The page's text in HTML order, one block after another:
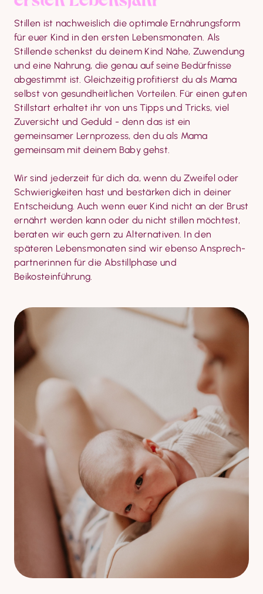
Stillen ist nachweislich die optimale Ernährungs­form
für euer Kind in den ersten Lebens­monaten. Als
Stillende schenkst du deinem Kind Nähe, Zuwendung
und eine Nahrung, die genau auf seine Bedürfnisse
abgestimmt ist. Gleichzeitig profitierst du als Mama
selbst von gesund­heit­lichen Vorteilen. Für einen guten
Stillstart erhaltet ihr von uns Tipps und Tricks, viel
Zuversicht und Geduld - denn das ist ein
gemeinsamer Lernprozess, den du als Mama
gemeinsam mit deinem Baby gehst.
Wir sind jederzeit für dich da, wenn du Zweifel oder
Schwierigkeiten hast und bestärken dich in deiner
Entscheidung. Auch wenn euer Kind nicht an der Brust
ernährt werden kann oder du nicht stillen möchtest,
beraten wir euch gern zu Alternativen. In den
späteren Lebensmonaten sind wir ebenso Ansprech­
partner­innen für die Abstillphase und
Beikosteinführung.